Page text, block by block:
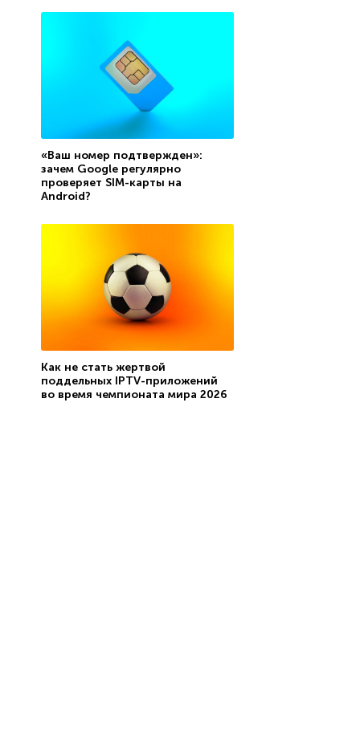
«Ваш номер подтвержден»:
зачем Google регулярно
проверяет SIM-карты на
Android?
Как не стать жертвой
поддельных IPTV-приложений
во время чемпионата мира 2026